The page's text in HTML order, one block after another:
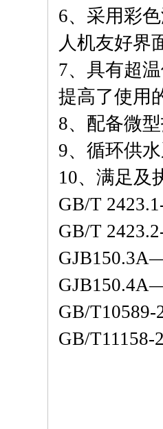
6、 采用彩
人机友好界
7、 具有超
提高了使用
8、 配备微
9、 循环供
10、满足及
GB/T
GB/T
GB/
GB/